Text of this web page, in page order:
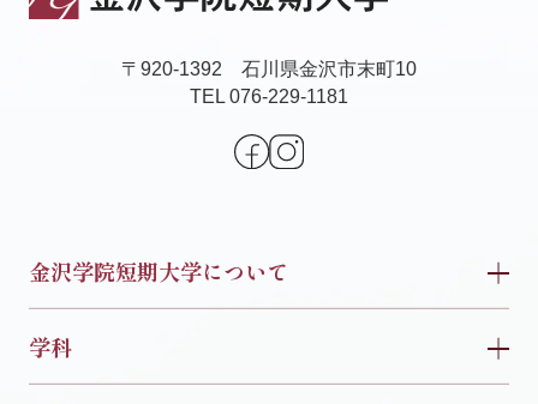
〒920-1392 石川県金沢市末町10
TEL 076-229-1181
金沢学院短期大学について
学科